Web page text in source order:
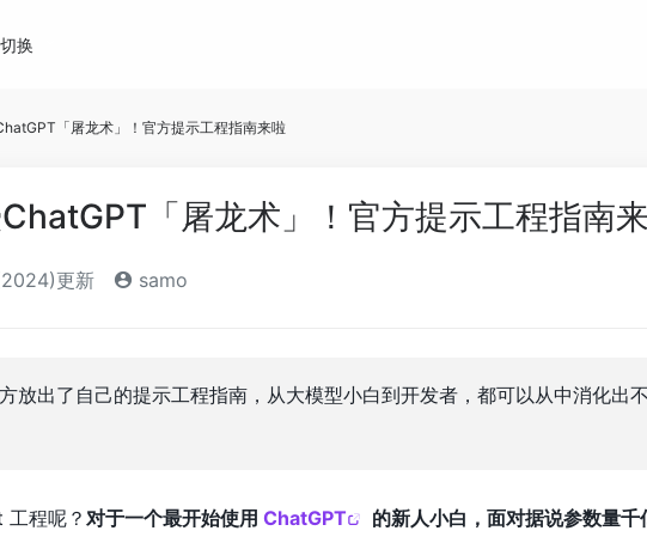
切换
「屠龙术」！官方提示工程指南来啦
「屠龙术」！官方提示工程指南
更新 samo
放出了自己的提示工程指南，从大模型小白到开发者，都可以从中消化出
程呢？ 对于一个最开始使用 ChatGPT
的新人小白，面对据说参数量